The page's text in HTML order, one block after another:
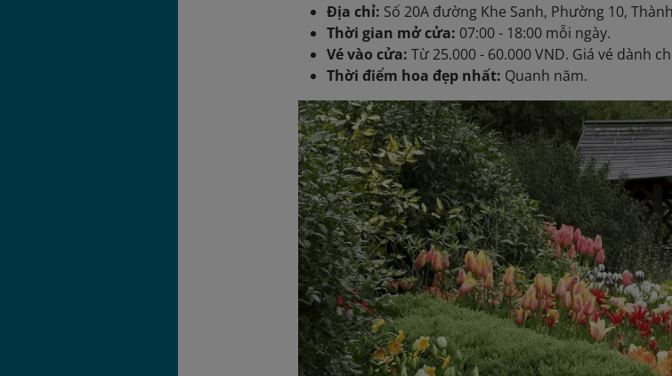
Địa chỉ: Số 20A đường Khe Sanh, Phường 10,
Thời gian mở cửa: 07:00 - 18:00 mỗi ngày.
Vé vào cửa: Từ 25.000 - 60.000 VND. Giá vé dành
Thời điểm hoa đẹp nhất: Quanh năm.